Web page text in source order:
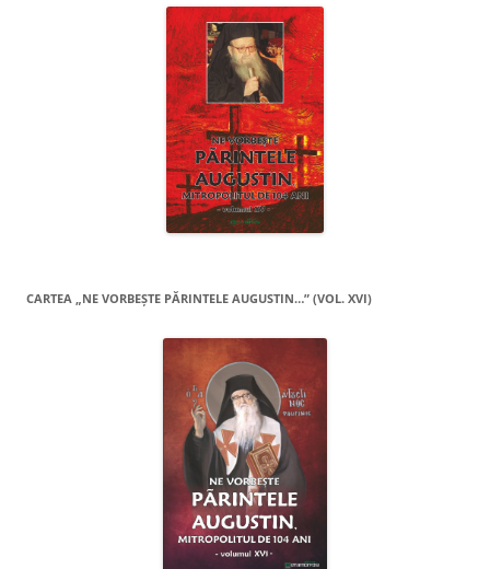
CARTEA „NE VORBEŞTE PĂRINTELE AUGUSTIN…” (VOL. XVI)